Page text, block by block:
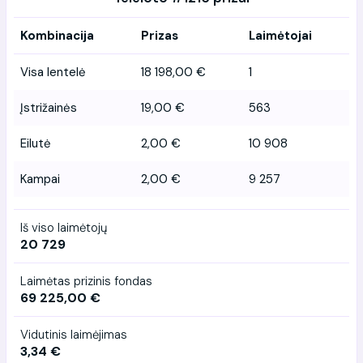
Kombinacija Prizas Laimėtojai
Visa lentelė 18 198,00 € 1
Įstrižainės 19,00 € 563
Eilutė 2,00 € 10 908
Kampai 2,00 € 9 257
Iš viso laimėtojų
20 729
Laimėtas prizinis fondas
69 225,00 €
Vidutinis laimėjimas
3,34 €